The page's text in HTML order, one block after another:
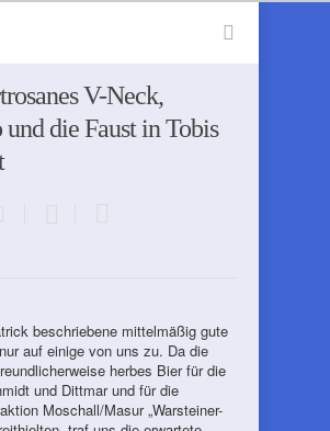
V-Neck,
die Faust in Tobis
beschriebene mittelmäßig gute
auf einige von uns zu. Da die
herbes Bier für die
und Dittmar und für die
Moschall/Masur „Warsteiner-